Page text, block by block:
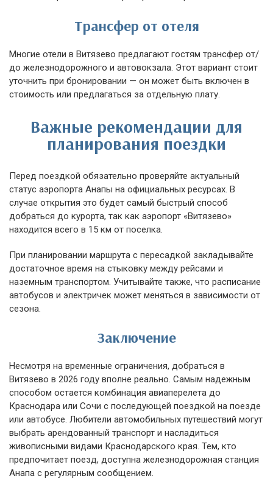
Трансфер от отеля
Многие отели в Витязево предлагают гостям трансфер от/
до железнодорожного и автовокзала. Этот вариант стоит
уточнить при бронировании — он может быть включен в
стоимость или предлагаться за отдельную плату.
Важные рекомендации для
планирования поездки
Перед поездкой обязательно проверяйте актуальный
статус аэропорта Анапы на официальных ресурсах. В
случае открытия это будет самый быстрый способ
добраться до курорта, так как аэропорт «Витязево»
находится всего в 15 км от поселка.
При планировании маршрута с пересадкой закладывайте
достаточное время на стыковку между рейсами и
наземным транспортом. Учитывайте также, что расписание
автобусов и электричек может меняться в зависимости от
сезона.
Заключение
Несмотря на временные ограничения, добраться в
Витязево в 2026 году вполне реально. Самым надежным
способом остается комбинация авиаперелета до
Краснодара или Сочи с последующей поездкой на поезде
или автобусе. Любители автомобильных путешествий могут
выбрать арендованный транспорт и насладиться
живописными видами Краснодарского края. Тем, кто
предпочитает поезд, доступна железнодорожная станция
Анапа с регулярным сообщением.